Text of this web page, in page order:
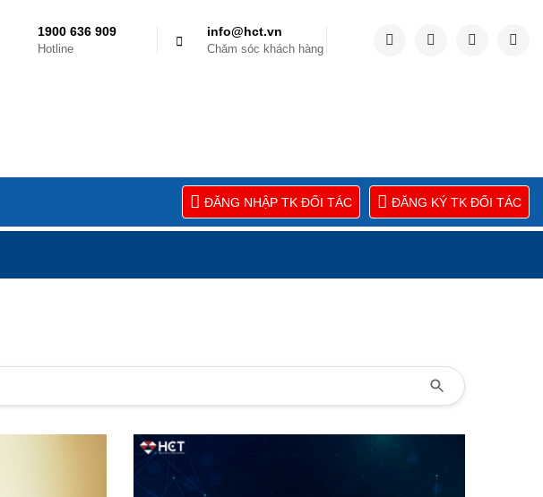
1900 636 909
Hotline
info@hct.vn
Chăm sóc khách hàng
ĐĂNG NHẬP TK ĐỐI TÁC ĐĂNG KÝ TK ĐỐI TÁC